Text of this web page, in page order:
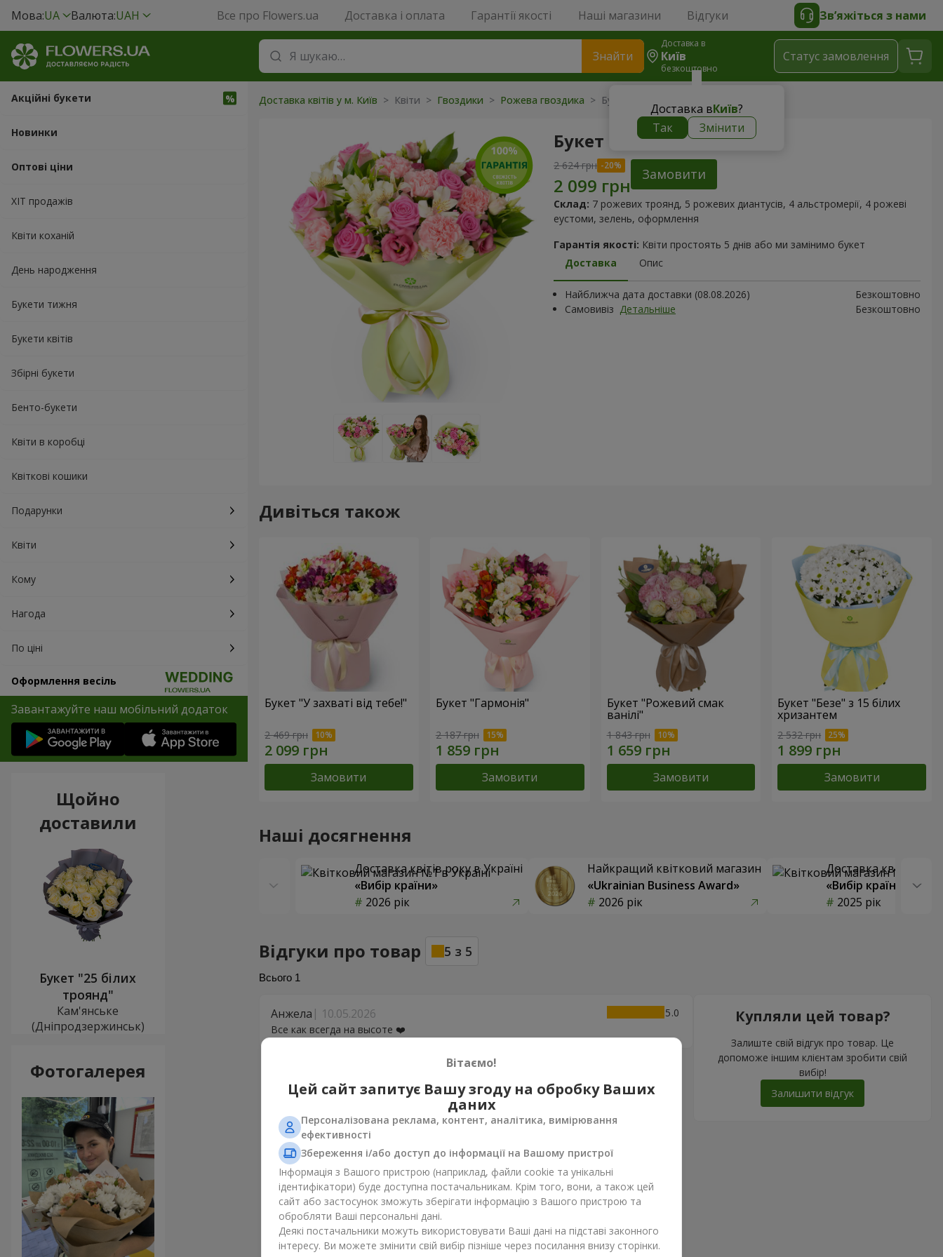
Мова:UA Валюта:UAH Все про Flowers.ua Доставка і оплата Гарантії якості Наші магазини Відгуки Зв’яжіться з нами
Знайти
Доставка в
Київ
безкоштовно
Доставка вКиїв?
Так
Змінити
Статус замовлення
Акційні букети
Новинки
Оптові ціни
ХІТ продажів
Квіти коханій
День народження
Букети тижня
Букети квітів
Збірні букети
Бенто-букети
Квіти в коробці
Квіткові кошики
Подарунки
Квіти
Кому
Нагода
По ціні
Оформлення весіль
Завантажуйте наш мобільний додаток
Доставка квітів у м. Київ > Квіти > Гвоздики > Рожева гвоздика > Букет "Рожеве сонце"
Букет "Рожеве сонце"
2 624 грн
Замовити
Склад: 7 рожевих троянд, 5 рожевих диантусів, 4 альстромерії, 4 рожеві
еустоми, зелень, оформлення
Гарантія якості: Квіти простоять 5 днів або ми замінимо букет
Доставка
Опис
Найближча дата доставки (08.08.2026)
Безкоштовно
Самовивіз Детальніше Безкоштовно
Дивіться також
Букет "У захваті від тебе!"
2 469 грн
Замовити
Букет "Гармонія"
2 187 грн
Замовити
Букет "Рожевий смак
ванілі"
1 843 грн
Замовити
Букет "Безе" з 15 білих
хризантем
2 532 грн
Замовити
Наші досягнення
Доставка квітів року в Україні
«Вибір країни»
2026 рік
Найкращий квітковий магазин
«Ukrainian Business Award»
2026 рік
Доставка квітів
«Вибір країни»
2025 рік
Відгуки про товар 5 з 5
Всього 1
Анжела 10.05.2026
5
Все как всегда на высоте ❤️
Купляли цей товар?
Залиште свій відгук про товар. Це
допоможе іншим клієнтам зробити свій
вибір!
Залишити відгук
Щойно
доставили
Букет "25 білих
троянд"
Кам'янське
(Дніпродзержинськ)
Фотогалерея Вітаємо!
Цей сайт запитує Вашу згоду на обробку Ваших
даних
Персоналізована реклама, контент, аналітика, вимірювання
ефективності
Збереження і/або доступ до інформації на Вашому пристрої
Інформація з Вашого пристрою (наприклад, файли cookie та унікальні
ідентифікатори) буде доступна постачальникам. Крім того, вони, а також цей
сайт або застосунок зможуть зберігати інформацію з Вашого пристрою та
обробляти Ваші персональні дані.
Деякі постачальники можуть використовувати Ваші дані на підставі законного
інтересу. Ви можете змінити свій вибір пізніше через посилання внизу сторінки.